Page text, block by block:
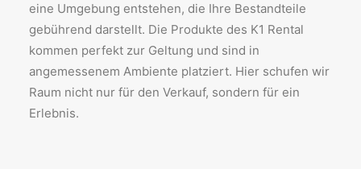
eine Umgebung entstehen, die Ihre Bestandteile
gebührend darstellt. Die Produkte des K1 Rental
kommen perfekt zur Geltung und sind in
angemessenem Ambiente platziert. Hier schufen wir
Raum nicht nur für den Verkauf, sondern für ein
Erlebnis.